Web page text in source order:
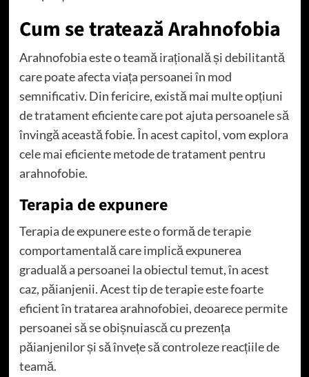
Cum se tratează Arahnofobia
Arahnofobia este o teamă irațională și debilitantă
care poate afecta viața persoanei în mod
semnificativ. Din fericire, există mai multe opțiuni
de tratament eficiente care pot ajuta persoanele să
învingă această fobie. În acest capitol, vom explora
cele mai eficiente metode de tratament pentru
arahnofobie.
Terapia de expunere
Terapia de expunere este o formă de terapie
comportamentală care implică expunerea
graduală a persoanei la obiectul temut, în acest
caz, păianjenii. Acest tip de terapie este foarte
eficient în tratarea arahnofobiei, deoarece permite
persoanei să se obișnuiască cu prezența
păianjenilor și să învețe să controleze reacțiile de
teamă.